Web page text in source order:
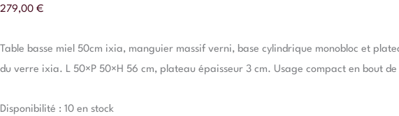
279,00 €
Table basse miel 50cm ixia, manguier massif verni, base cylindrique monobloc et
du verre ixia. L 50×P 50×H 56 cm, plateau épaisseur 3 cm. Usage compact en bout
Disponibilité : 10 en stock